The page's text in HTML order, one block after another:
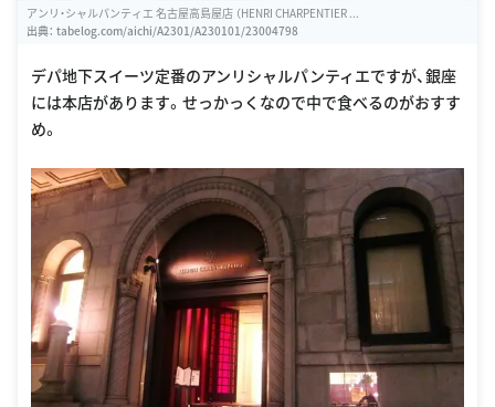
アンリ・シャルパンティエ 名古屋高島屋店 （HENRI CHARPENTIER ...
出典： tabelog.com/aichi/A2301/A230101/23004798
デパ地下スイーツ定番のアンリシャルパンティエですが、銀座
には本店があります。せっかっくなので中で食べるのがおすす
め。